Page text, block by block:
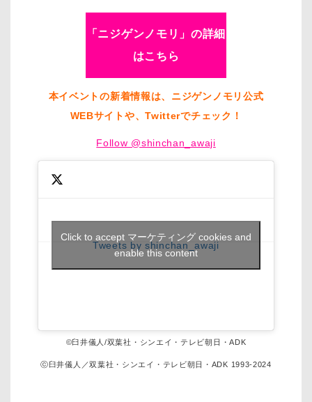
「ニジゲンノモリ」の詳細
はこちら
本イベントの新着情報は、ニジゲンノモリ公式
WEBサイトや、Twitterでチェック！
Follow @shinchan_awaji
Tweets by shinchan_awaji
Click to accept マーケティング cookies and
enable this content
©臼井儀人/双葉社・シンエイ・テレビ朝日・ADK
ⓒ臼井儀人／双葉社・シンエイ・テレビ朝日・ADK 1993-2024